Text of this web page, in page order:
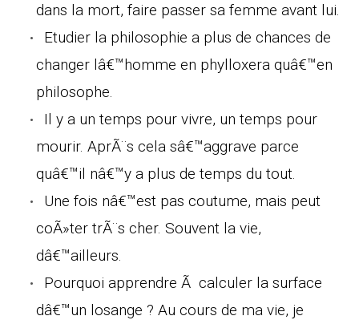
dans la mort, faire passer sa femme avant lui.
Etudier la philosophie a plus de chances de
changer lâ€™homme en phylloxera quâ€™en
philosophe.
Il y a un temps pour vivre, un temps pour
mourir. AprÃ¨s cela sâ€™aggrave parce
quâ€™il nâ€™y a plus de temps du tout.
Une fois nâ€™est pas coutume, mais peut
coÃ»ter trÃ¨s cher. Souvent la vie,
dâ€™ailleurs.
Pourquoi apprendre Ã calculer la surface
dâ€™un losange ? Au cours de ma vie, je